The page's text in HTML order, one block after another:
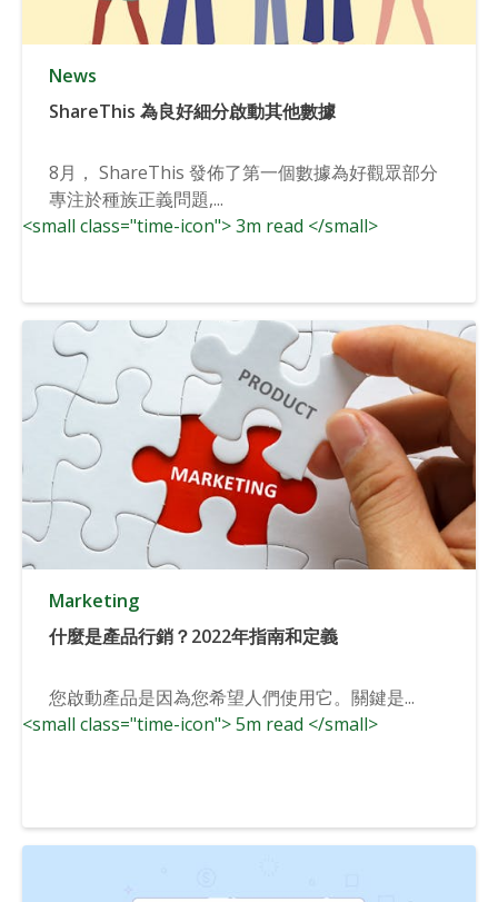
News
ShareThis 為良好細分啟動其他數據
8月， ShareThis 發佈了第一個數據為好觀眾部分
專注於種族正義問題,...
<small class="time-icon"> 3m read </small>
Marketing
什麼是產品行銷？2022年指南和定義
您啟動產品是因為您希望人們使用它。關鍵是...
<small class="time-icon"> 5m read </small>